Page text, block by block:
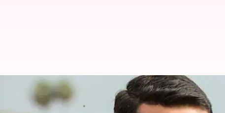
Suriya Injury : హీరో సూర్యకు
Jayachandra Akuri Nov 23, 2023 01:49 pm